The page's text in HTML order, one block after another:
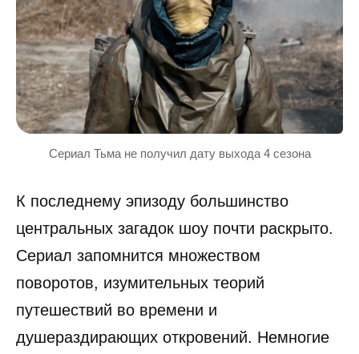
Сериал Тьма не получил дату выхода 4 сезона
К последнему эпизоду большинство
центральных загадок шоу почти раскрыто.
Сериал запомнится множеством
поворотов, изумительных теорий
путешествий во времени и
душераздирающих откровений. Немногие